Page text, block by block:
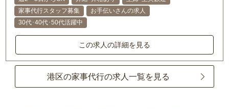
家事代行スタッフ募集
お手伝いさんの求人
30代･40代･50代活躍中
この求人の詳細を見る
港区の家事代行の求人一覧を見る